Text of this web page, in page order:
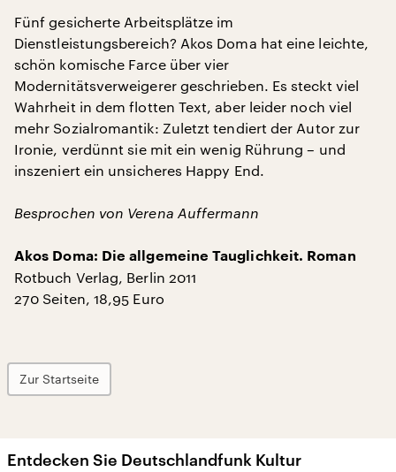
Fünf gesicherte Arbeitsplätze im
Dienstleistungsbereich? Akos Doma hat eine leichte,
schön komische Farce über vier
Modernitätsverweigerer geschrieben. Es steckt viel
Wahrheit in dem flotten Text, aber leider noch viel
mehr Sozialromantik: Zuletzt tendiert der Autor zur
Ironie, verdünnt sie mit ein wenig Rührung – und
inszeniert ein unsicheres Happy End.
Besprochen von Verena Auffermann
Akos Doma: Die allgemeine Tauglichkeit. Roman
Rotbuch Verlag, Berlin 2011
270 Seiten, 18,95 Euro
Zur Startseite
Entdecken Sie Deutschlandfunk Kultur